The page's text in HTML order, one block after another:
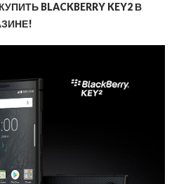
BLACKBERRY KEY2 В